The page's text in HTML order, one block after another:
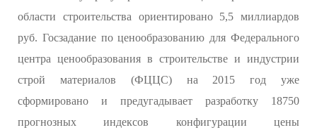
области строительства ориентировано 5,5 миллиардов
руб. Госзадание по ценообразованию для Федерального
центра ценообразования в строительстве и индустрии
строй материалов (ФЦЦС) на 2015 год уже
сформировано и предугадывает разработку 18750
прогнозных индексов конфигурации цены